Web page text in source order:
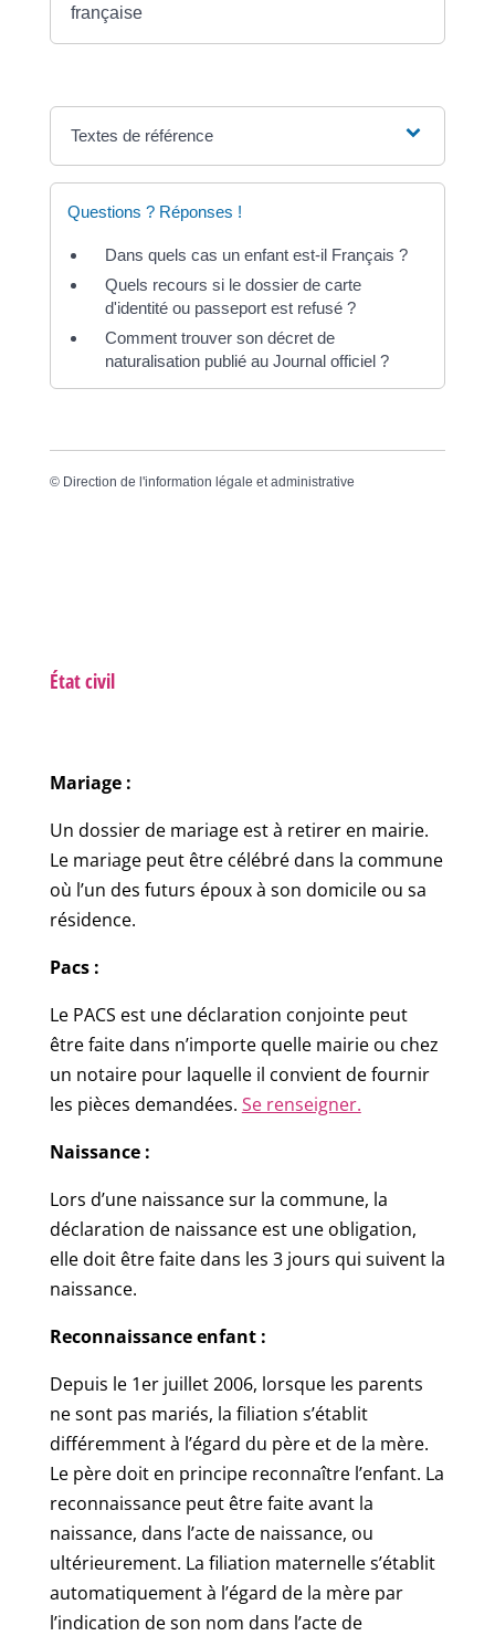
française
Textes de référence
Questions ? Réponses !
Dans quels cas un enfant est-il Français ?
Quels recours si le dossier de carte
d'identité ou passeport est refusé ?
Comment trouver son décret de
naturalisation publié au Journal officiel ?
© Direction de l'information légale et administrative
État civil
Mariage :
Un dossier de mariage est à retirer en mairie.
Le mariage peut être célébré dans la commune
où l’un des futurs époux à son domicile ou sa
résidence.
Pacs :
Le PACS est une déclaration conjointe peut
être faite dans n’importe quelle mairie ou chez
un notaire pour laquelle il convient de fournir
les pièces demandées. Se renseigner.
Naissance :
Lors d’une naissance sur la commune, la
déclaration de naissance est une obligation,
elle doit être faite dans les 3 jours qui suivent la
naissance.
Reconnaissance enfant :
Depuis le 1er juillet 2006, lorsque les parents
ne sont pas mariés, la filiation s’établit
différemment à l’égard du père et de la mère.
Le père doit en principe reconnaître l’enfant. La
reconnaissance peut être faite avant la
naissance, dans l’acte de naissance, ou
ultérieurement. La filiation maternelle s’établit
automatiquement à l’égard de la mère par
l’indication de son nom dans l’acte de